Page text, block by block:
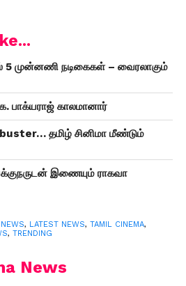
5 முன்னணி நடிகைகள் – வைரலாகும்
பாக்யராஜ் காலமானார்
தமிழ் சினிமா மீண்டும்
இணையும் ராகவா
, LATEST NEWS, TAMIL CINEMA,
, TRENDING
News